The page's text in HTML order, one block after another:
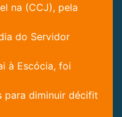
na (CCJ), pela
do Servidor
à Escócia, foi
para diminuir décifit